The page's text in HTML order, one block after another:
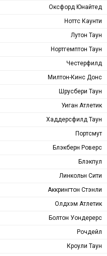
Оксфорд Юнайтед
Ноттс Каунти
Лутон Таун
Нортгемптон Таун
Честерфилд
Милтон-Кинс Донс
Шрусбери Таун
Уиган Атлетик
Хаддерсфилд Таун
Портсмут
Блэкберн Роверс
Блэкпул
Линкольн Сити
Аккрингтон Стэнли
Олдхэм Атлетик
Болтон Уондерерс
Рочдейл
Кроули Таун